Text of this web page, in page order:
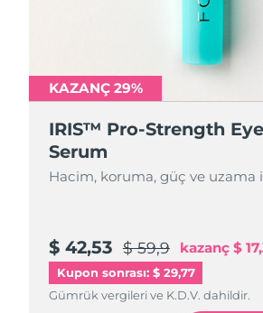
KAZANÇ 29%
IRIS™ Pro-Strength
Serum
Hacim, koruma, güç ve uzama
$ 42,53 $ 59,9 kazanç $
Kupon sonrası: $ 29,77
Gümrük vergileri ve K.D.V. dahildir.